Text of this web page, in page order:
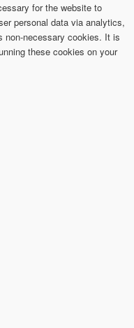
for the website to
personal data via analytics,
non-necessary cookies. It is
these cookies on your